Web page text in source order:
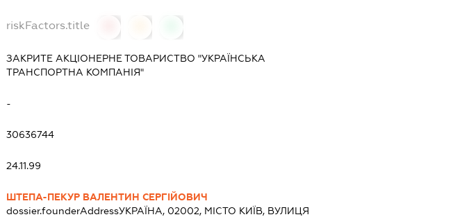
riskFactors.title
ЗАКРИТЕ АКЦІОНЕРНЕ ТОВАРИСТВО "УКРАЇНСЬКА
ТРАНСПОРТНА КОМПАНІЯ"
-
30636744
24.11.99
ШТЕПА-ПЕКУР ВАЛЕНТИН СЕРГІЙОВИЧ
dossier.founderAddressУКРАЇНА, 02002, МІСТО КИЇВ, ВУЛИЦЯ